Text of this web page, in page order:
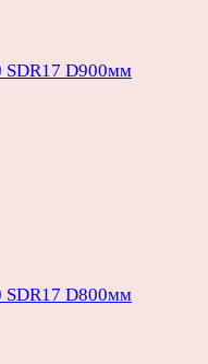
SDR17 D900мм
SDR17 D800мм